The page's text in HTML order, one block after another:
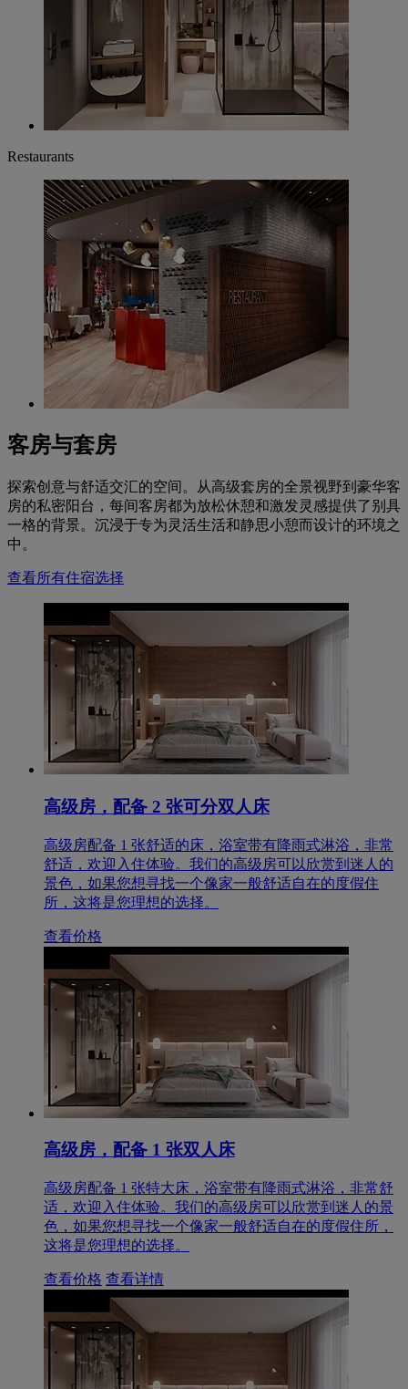
Restaurants
客房与套房
探索创意与舒适交汇的空间。从高级套房的全景视野到豪华客
房的私密阳台，每间客房都为放松休憩和激发灵感提供了别具
一格的背景。沉浸于专为灵活生活和静思小憩而设计的环境之
中。
查看所有住宿选择
高级房，配备 2 张可分双人床
高级房配备 1 张舒适的床，浴室带有降雨式淋浴，非常
舒适，欢迎入住体验。我们的高级房可以欣赏到迷人的
景色，如果您想寻找一个像家一般舒适自在的度假住
所，这将是您理想的选择。
查看价格
高级房，配备 1 张双人床
高级房配备 1 张特大床，浴室带有降雨式淋浴，非常舒
适，欢迎入住体验。我们的高级房可以欣赏到迷人的景
色，如果您想寻找一个像家一般舒适自在的度假住所，
这将是您理想的选择。
查看价格 查看详情